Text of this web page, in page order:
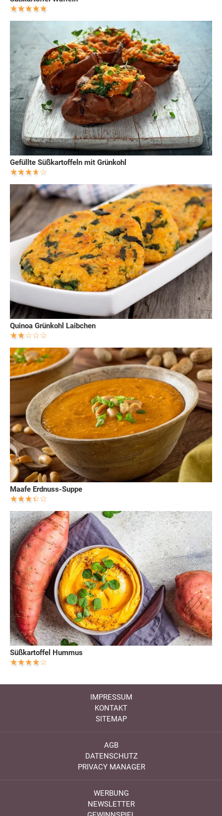
Gefüllte Süßkartoffeln mit Grünkohl
Quinoa Grünkohl Laibchen
Maafe Erdnuss-Suppe
Süßkartoffel Hummus
IMPRESSUM
KONTAKT
SITEMAP
AGB
DATENSCHUTZ
PRIVACY MANAGER
WERBUNG
NEWSLETTER